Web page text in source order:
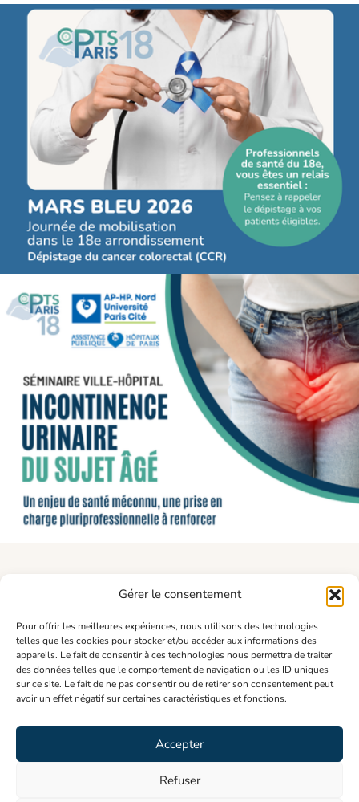
Gérer le consentement
Pour offrir les meilleures expériences, nous utilisons des technologies
telles que les cookies pour stocker et/ou accéder aux informations des
appareils. Le fait de consentir à ces technologies nous permettra de traiter
des données telles que le comportement de navigation ou les ID uniques
sur ce site. Le fait de ne pas consentir ou de retirer son consentement peut
avoir un effet négatif sur certaines caractéristiques et fonctions.
Accepter
Refuser
65 rue Caulaincourt
75018 Paris
RESSOURCES
Espace adhérent
SUIVEZ-NOUS SUR :